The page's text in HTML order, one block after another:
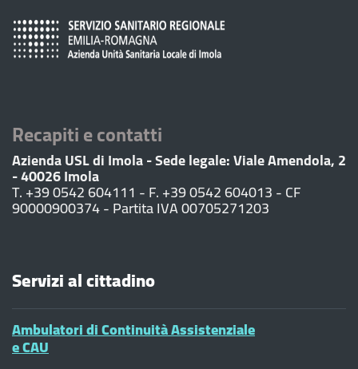
Recapiti e contatti
Azienda USL di Imola - Sede legale: Viale Amendola, 2
- 40026 Imola
T. +39 0542 604111 - F. +39 0542 604013 - CF
90000900374 - Partita IVA 00705271203
Servizi al cittadino
Ambulatori di Continuità Assistenziale
e CAU